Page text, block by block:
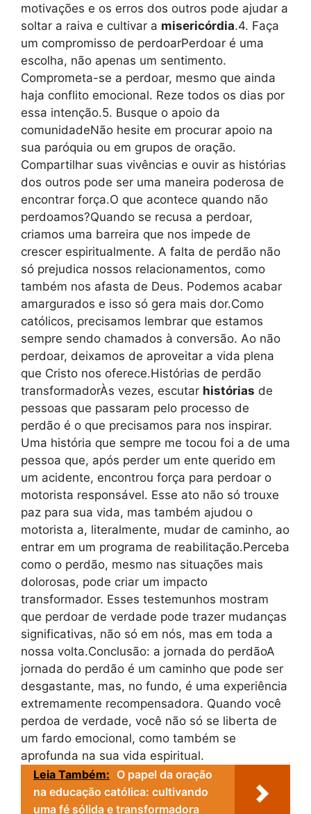
motivações e os erros dos outros pode ajudar a
soltar a raiva e cultivar a misericórdia.4. Faça
um compromisso de perdoarPerdoar é uma
escolha, não apenas um sentimento.
Comprometa-se a perdoar, mesmo que ainda
haja conflito emocional. Reze todos os dias por
essa intenção.5. Busque o apoio da
comunidadeNão hesite em procurar apoio na
sua paróquia ou em grupos de oração.
Compartilhar suas vivências e ouvir as histórias
dos outros pode ser uma maneira poderosa de
encontrar força.O que acontece quando não
perdoamos?Quando se recusa a perdoar,
criamos uma barreira que nos impede de
crescer espiritualmente. A falta de perdão não
só prejudica nossos relacionamentos, como
também nos afasta de Deus. Podemos acabar
amargurados e isso só gera mais dor.Como
católicos, precisamos lembrar que estamos
sempre sendo chamados à conversão. Ao não
perdoar, deixamos de aproveitar a vida plena
que Cristo nos oferece.Histórias de perdão
transformadorÀs vezes, escutar histórias de
pessoas que passaram pelo processo de
perdão é o que precisamos para nos inspirar.
Uma história que sempre me tocou foi a de uma
pessoa que, após perder um ente querido em
um acidente, encontrou força para perdoar o
motorista responsável. Esse ato não só trouxe
paz para sua vida, mas também ajudou o
motorista a, literalmente, mudar de caminho, ao
entrar em um programa de reabilitação.Perceba
como o perdão, mesmo nas situações mais
dolorosas, pode criar um impacto
transformador. Esses testemunhos mostram
que perdoar de verdade pode trazer mudanças
significativas, não só em nós, mas em toda a
nossa volta.Conclusão: a jornada do perdãoA
jornada do perdão é um caminho que pode ser
desgastante, mas, no fundo, é uma experiência
extremamente recompensadora. Quando você
perdoa de verdade, você não só se liberta de
um fardo emocional, como também se
aprofunda na sua vida espiritual.
Leia Também: O papel da oração
na educação católica: cultivando
uma fé sólida e transformadora